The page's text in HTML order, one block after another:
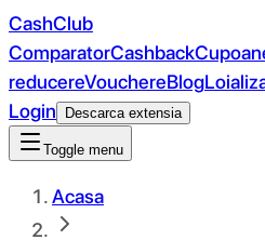
CashClub
ComparatorCashback
reducereVouchereBlog
Login
Descarca extensia
Toggle menu
Acasa